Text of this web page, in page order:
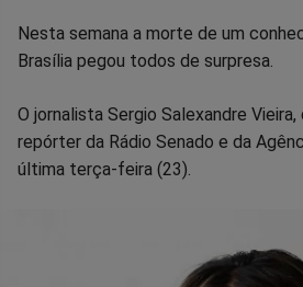
Compartilhar
Facebook
Compartilhar
WhatsappTwitter
Nesta semana a morte de um
Brasília pegou todos de surpresa.
O jornalista Sergio Salexandre
repórter da Rádio Senado e da
última terça-feira (23).